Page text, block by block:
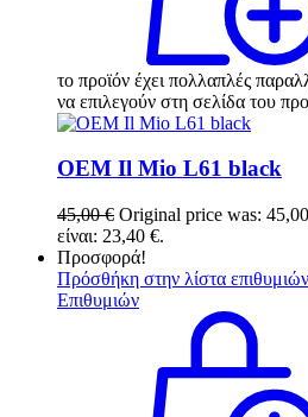
το προϊόν έχει πολλαπλές
να επιλεγούν στη σελίδα του
OEM Il Mio L61 black
45,00€ Original price was:
είναι: 23,40 €.
Προσφορά!
Πρόσθήκη στην λίστα επιθυμιών
Επιθυμιών